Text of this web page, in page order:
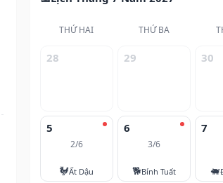
THỨ HAI THỨ BA
28 29 30
5
2/6
🐓Ất Dậu
6
3/6
🐕Bính Tuất
7
🐖